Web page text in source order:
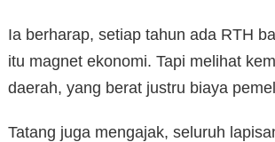
Ia berharap, setiap tahun ada RTH
itu magnet ekonomi. Tapi melihat
daerah, yang berat justru biaya
Tatang juga mengajak, seluruh